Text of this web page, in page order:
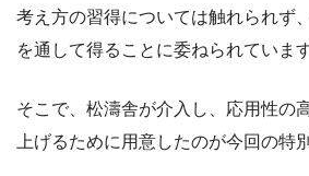
考え方の習得については触れられず
を通して得ることに委ねられています
そこで、松濤舎が介入し、応用性の
上げるために用意したのが今回の特